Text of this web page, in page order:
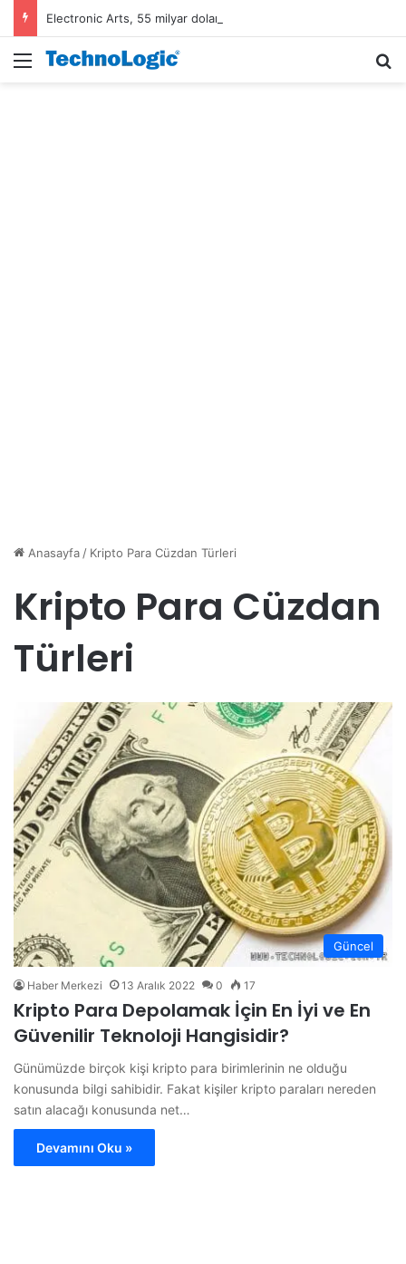
Menü
Anasayfa/ Kripto Para Cüzdan Türleri
Kripto Para Cüzdan
Türleri
Güncel
Haber Merkezi 13 Aralık 2022 0 17
Kripto Para Depolamak İçin En İyi ve En
Güvenilir Teknoloji Hangisidir?
Günümüzde birçok kişi kripto para birimlerinin ne olduğu
konusunda bilgi sahibidir. Fakat kişiler kripto paraları nereden
satın alacağı konusunda net…
Devamını Oku »